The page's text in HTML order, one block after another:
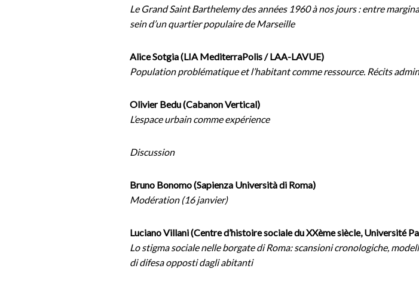
Le Grand Saint Barthelemy des années 1960 à nos jours : entre
sein d’un quartier populaire de Marseille
Alice Sotgia (LIA MediterraPolis / LAA-LAVUE)
Population problématique et l’habitant comme ressource. Récits
Olivier Bedu (Cabanon Vertical)
L’espace urbain comme expérience
Discussion
Bruno Bonomo (Sapienza Università di Roma)
Modération (16 janvier)
Luciano Villani (Centre d’histoire sociale du XXème siècle, Université
Lo stigma sociale nelle borgate di Roma: scansioni cronologiche,
di difesa opposti dagli abitanti